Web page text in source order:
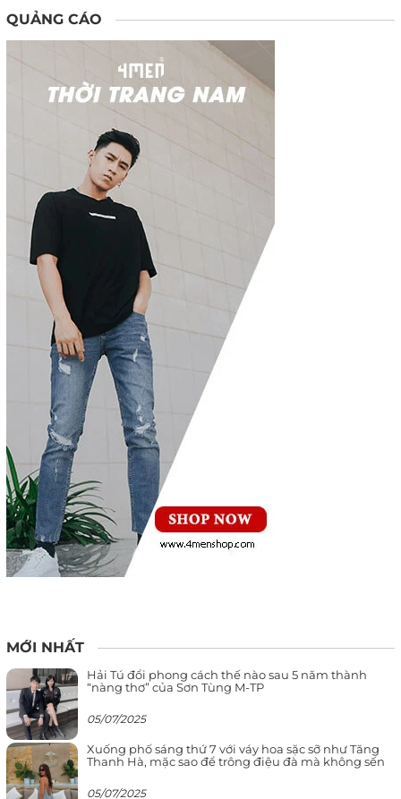
QUẢNG CÁO
MỚI NHẤT
Hải Tú đổi phong cách thế nào sau 5 năm thành
“nàng thơ” của Sơn Tùng M-TP
05/07/2025
Xuống phố sáng thứ 7 với váy hoa sặc sỡ như Tăng
Thanh Hà, mặc sao để trông điệu đà mà không sến
05/07/2025